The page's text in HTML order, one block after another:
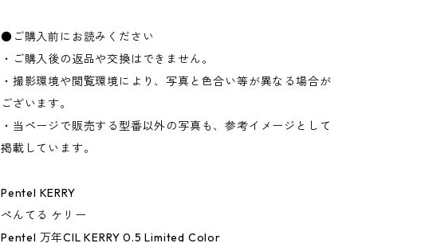
●ご購入前にお読みください
・ご購入後の返品や交換はできません。
・撮影環境や閲覧環境により、写真と色合い等が異なる場合が
ございます。
・当ページで販売する型番以外の写真も、参考イメージとして
掲載しています。
Pentel KERRY
ぺんてる ケリー
Pentel 万年CIL KERRY 0.5 Limited Color